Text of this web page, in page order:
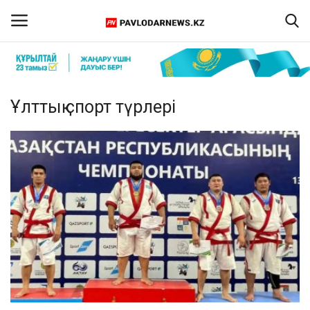
Тіркелу
Бізбен байланыс
ПАВЛОДАР ОБЛЫСЫ
ҚАЗАҚСТАН
ӘЛЕМ
Спорт
Ұлттық спорт түрлері